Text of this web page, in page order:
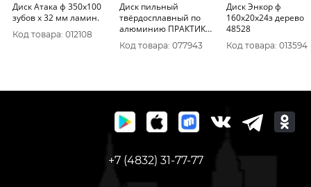
Диск Атака ф 350х100
зубов х 32 мм ламин.
Код товара: 012108
Диск пильный
твёрдосплавный по
алюминию ПРАКТИКА
216 х 30 мм, 100 зубов
030-467
Код товара: 077943
Диск Энкор ф
160х20х24з дерево
48528
Код товара: 013594
+7 (4832) 31-77-77